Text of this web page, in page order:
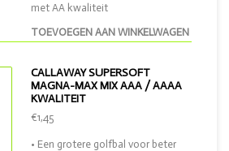
TOEVOEGEN AAN WINKELWAGEN
met AA kwaliteit
CALLAWAY SUPERSOFT
MAGNA-MAX MIX AAA / AAAA
KWALITEIT
€1,45
• Een grotere golfbal voor beter